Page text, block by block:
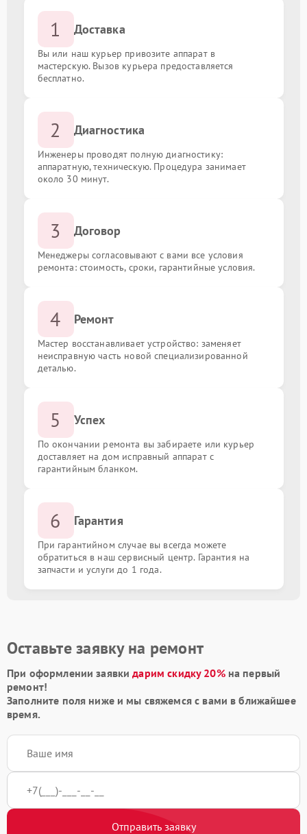
1 Доставка
Вы или наш курьер привозите аппарат в
мастерскую. Вызов курьера предоставляется
бесплатно.
2 Диагностика
Инженеры проводят полную диагностику:
аппаратную, техническую. Процедура занимает
около 30 минут.
3 Договор
Менеджеры согласовывают с вами все условия
ремонта: стоимость, сроки, гарантийные условия.
4 Ремонт
Мастер восстанавливает устройство: заменяет
неисправную часть новой специализированной
деталью.
5 Успех
По окончании ремонта вы забираете или курьер
доставляет на дом исправный аппарат с
гарантийным бланком.
6 Гарантия
При гарантийном случае вы всегда можете
обратиться в наш сервисный центр. Гарантия на
запчасти и услуги до 1 года.
Оставьте заявку на ремонт
При оформлении заявкидарим скидку 20%на первый
ремонт!
Заполните поля ниже и мы свяжемся с вами в ближайшее
время.
Отправить заявку